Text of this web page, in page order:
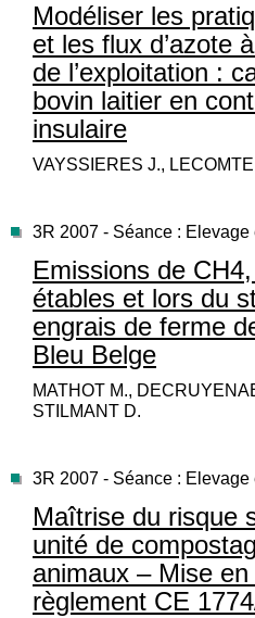
Modéliser les
et les flux d’azote
de l’exploitation :
bovin laitier en
insulaire
VAYSSIERES J., LECOMTE
3R 2007 - Séance : Elevage
Emissions de CH4
étables et lors du
engrais de ferme
Bleu Belge
MATHOT M.,
STILMANT D.
3R 2007 - Séance : Elevage
Maîtrise du risque
unité de
animaux – Mise
règlement CE